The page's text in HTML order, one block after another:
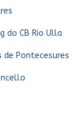
do CB Rio Ulla
de Pontecesures